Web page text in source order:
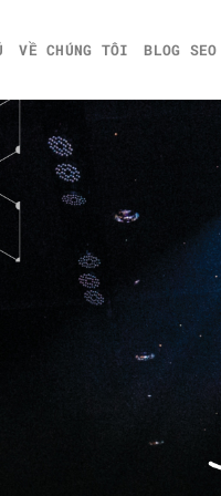
VỀ CHÚNG TÔI BLOG SEO